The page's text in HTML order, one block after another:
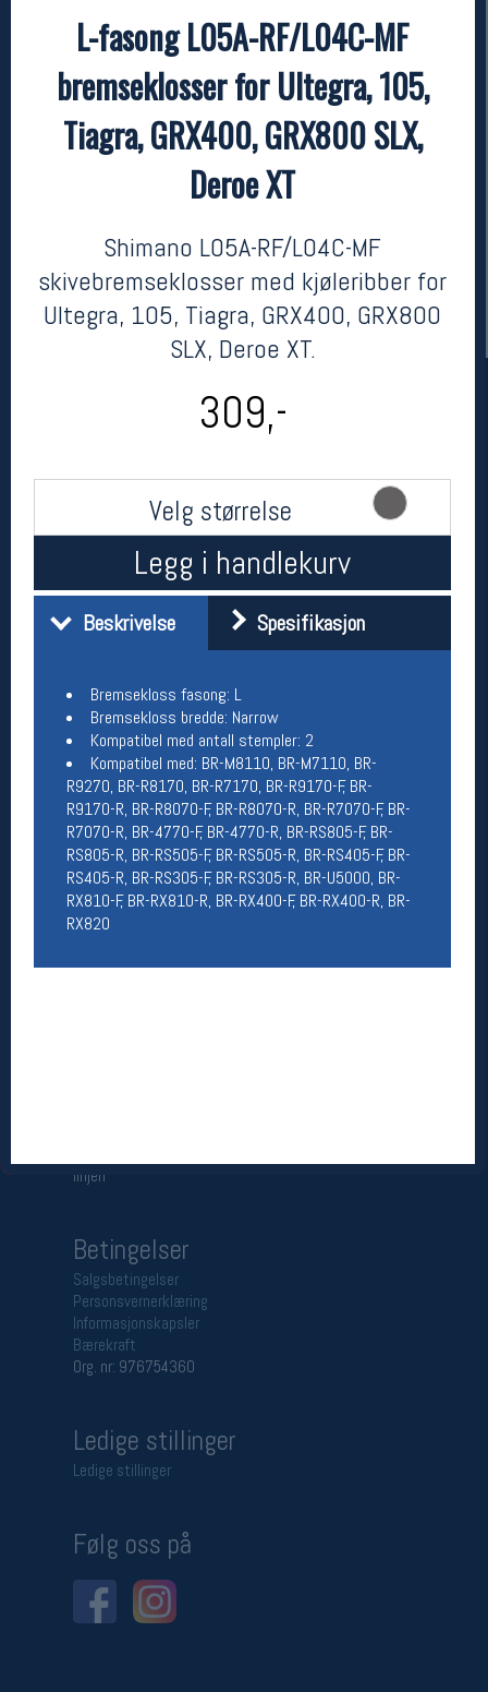
L-fasong L05A-RF/L04C-MF
bremseklosser for Ultegra, 105,
Tiagra, GRX400, GRX800 SLX,
Deroe XT
Shimano L05A-RF/L04C-MF
skivebremseklosser med kjøleribber for
Ultegra, 105, Tiagra, GRX400, GRX800
SLX, Deroe XT.
309,-
Velg størrelse
Legg i handlekurv
Beskrivelse Spesifikasjon
Bremsekloss fasong: L
Bremsekloss bredde: Narrow
Kompatibel med antall stempler: 2
Kompatibel med: BR-M8110, BR-M7110, BR-
R9270, BR-R8170, BR-R7170, BR-R9170-F, BR-
R9170-R, BR-R8070-F, BR-R8070-R, BR-R7070-F, BR-
R7070-R, BR-4770-F, BR-4770-R, BR-RS805-F, BR-
RS805-R, BR-RS505-F, BR-RS505-R, BR-RS405-F, BR-
RS405-R, BR-RS305-F, BR-RS305-R, BR-U5000, BR-
RX810-F, BR-RX810-R, BR-RX400-F, BR-RX400-R, BR-
RX820
Shimano
kr 309
Her finner du oss
Oslo Sportslager
Torggata 20
Telefon: 23 32 62 00
Vis i kart
Åpningstider butikk
Man-Fredag:
11-18
Lørdag:
11-16
Team Oslo Sportslager
Magasinet
MELD DEG INN GRATIS
linjen
Betingelser
Salgsbetingelser
Personsvernerklæring
Informasjonskapsler
Bærekraft
Org. nr: 976754360
Ledige stillinger
Ledige stillinger
Følg oss på